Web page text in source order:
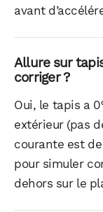
avant
Allure sur
corriger ?
Oui, le tapis a
extérieur (pas
courante est
pour simuler
dehors sur le